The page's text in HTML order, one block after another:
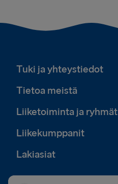
Tuki ja yhteystiedot
Tietoa meistä
Liiketoiminta ja ryhmät
Liikekumppanit
Lakiasiat